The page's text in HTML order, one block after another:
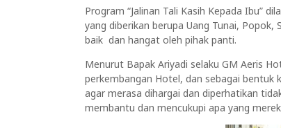
Program “Jalinan Tali Kasih Kepada Ibu”
yang diberikan berupa Uang Tunai,
baik dan hangat oleh pihak panti.
Menurut Bapak Ariyadi selaku GM Aeris
perkembangan Hotel, dan sebagai bentuk
agar merasa dihargai dan diperhatikan
membantu dan mencukupi apa yang